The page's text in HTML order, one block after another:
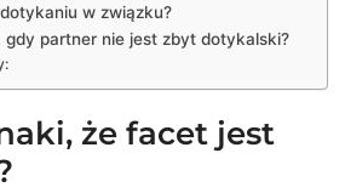
w związku?
gdy partner nie jest zbyt dotykalski?
że facet jest